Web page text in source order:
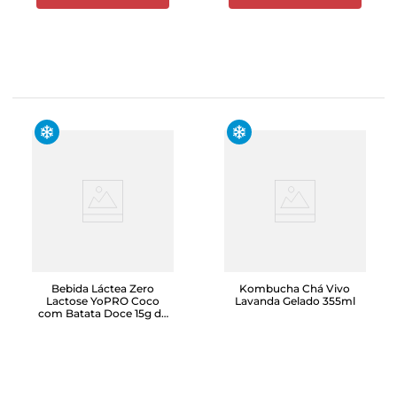
Bebida Láctea Zero
Lactose YoPRO Coco
com Batata Doce 15g de
Kombucha Chá Vivo
Lavanda Gelado 355ml